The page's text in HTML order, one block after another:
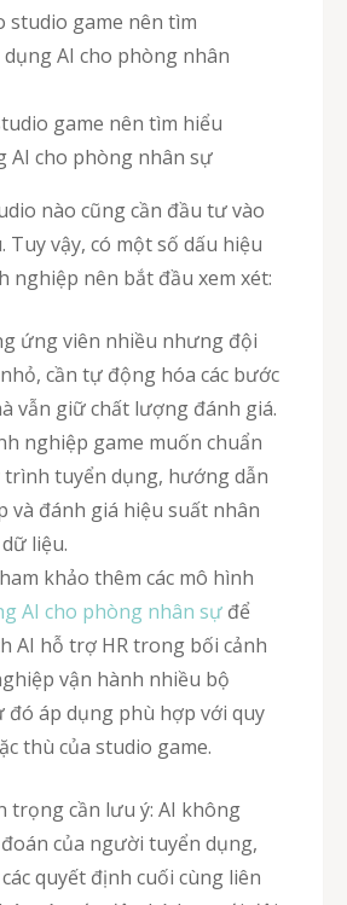
game nên tìm hiểu
AI cho phòng nhân sự
nào cũng cần đầu tư vào
Tuy vậy, có một số dấu hiệu
nghiệp nên bắt đầu xem xét:
ứng viên nhiều nhưng đội
cần tự động hóa các bước
vẫn giữ chất lượng đánh giá.
nghiệp game muốn chuẩn
trình tuyển dụng, hướng dẫn
và đánh giá hiệu suất nhân
liệu.
khảo thêm các mô hình
AI cho phòng nhân sự để
AI hỗ trợ HR trong bối cảnh
vận hành nhiều bộ
đó áp dụng phù hợp với quy
thù của studio game.
trọng cần lưu ý: AI không
của người tuyển dụng,
quyết định cuối cùng liên